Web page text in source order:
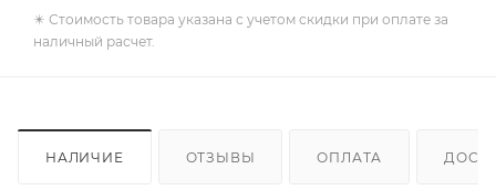
✴️ Стоимость товара указана с учетом скидки при оплате за
наличный расчет.
НАЛИЧИЕ ОТЗЫВЫ ОПЛАТА